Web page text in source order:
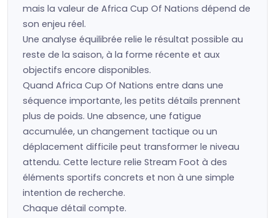
mais la valeur de Africa Cup Of Nations dépend de
son enjeu réel.
Une analyse équilibrée relie le résultat possible au
reste de la saison, à la forme récente et aux
objectifs encore disponibles.
Quand Africa Cup Of Nations entre dans une
séquence importante, les petits détails prennent
plus de poids. Une absence, une fatigue
accumulée, un changement tactique ou un
déplacement difficile peut transformer le niveau
attendu. Cette lecture relie Stream Foot à des
éléments sportifs concrets et non à une simple
intention de recherche.
Chaque détail compte.